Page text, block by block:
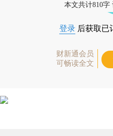
本文共计810字
登录 后获取已
财新通会员
可畅读全文